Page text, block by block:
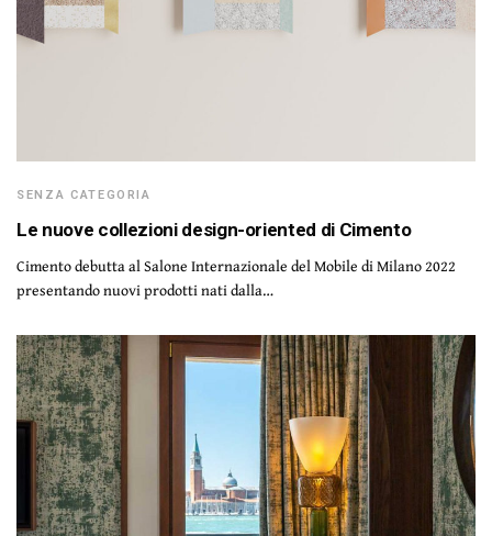
SENZA CATEGORIA
Le nuove collezioni design-oriented di Cimento
Cimento debutta al Salone Internazionale del Mobile di Milano 2022
presentando nuovi prodotti nati dalla…